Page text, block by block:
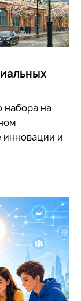
набора на
инновации и